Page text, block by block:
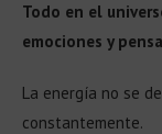
Todo en el
emociones y
La energía no se
constantemente.